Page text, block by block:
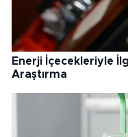
Enerji İçecekleriyle
Araştırma